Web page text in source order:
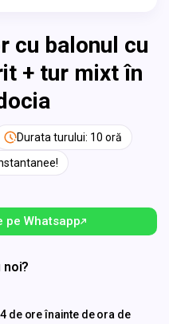
cu balonul cu
+ tur mixt în
Durata turului: 10 oră
pe Whatsapp
noi?
de ore înainte de ora de